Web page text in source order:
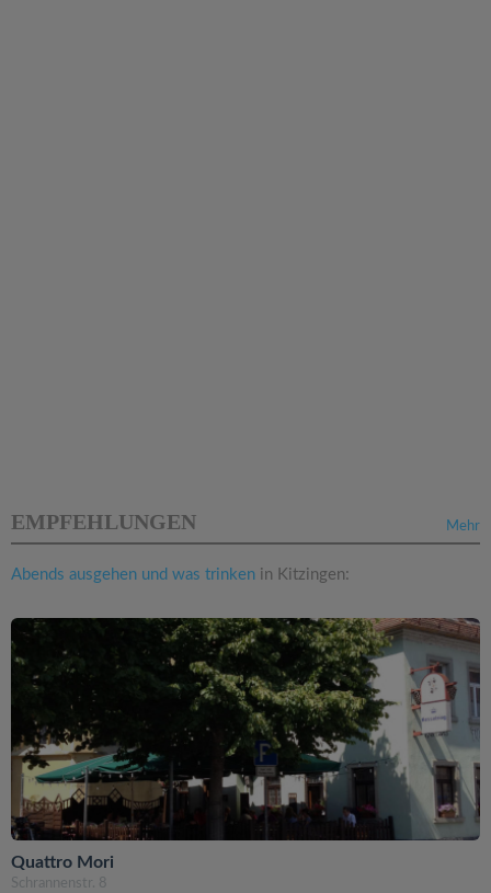
Mehr
EMPFEHLUNGEN
Abends ausgehen und was trinken in Kitzingen:
Quattro Mori
Schrannenstr. 8